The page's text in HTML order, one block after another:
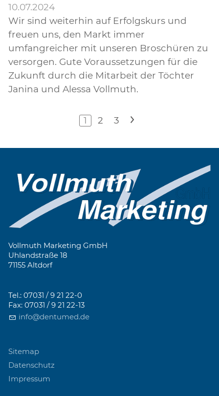
10.07.2024
Wir sind weiterhin auf Erfolgskurs und
freuen uns, den Markt immer
umfangreicher mit unseren Broschüren zu
versorgen. Gute Voraussetzungen für die
Zukunft durch die Mitarbeit der Töchter
Janina und Alessa Vollmuth.
1 2 3 >
Vollmuth Marketing GmbH
Uhlandstraße 18
71155 Altdorf
Tel.: 07031 / 9 21 22-0
Fax: 07031 / 9 21 22-13
info@dentumed.de
Sitemap
Datenschutz
Impressum